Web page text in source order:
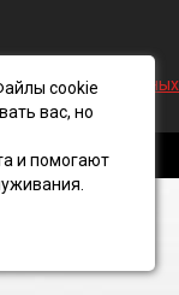
данных
2016 ©
cookie
вас, но
и помогают